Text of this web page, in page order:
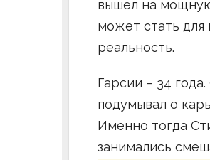
вышел на
может стать для
реальность.
Гарсии – 34
подумывал о
Именно тогда
занимались